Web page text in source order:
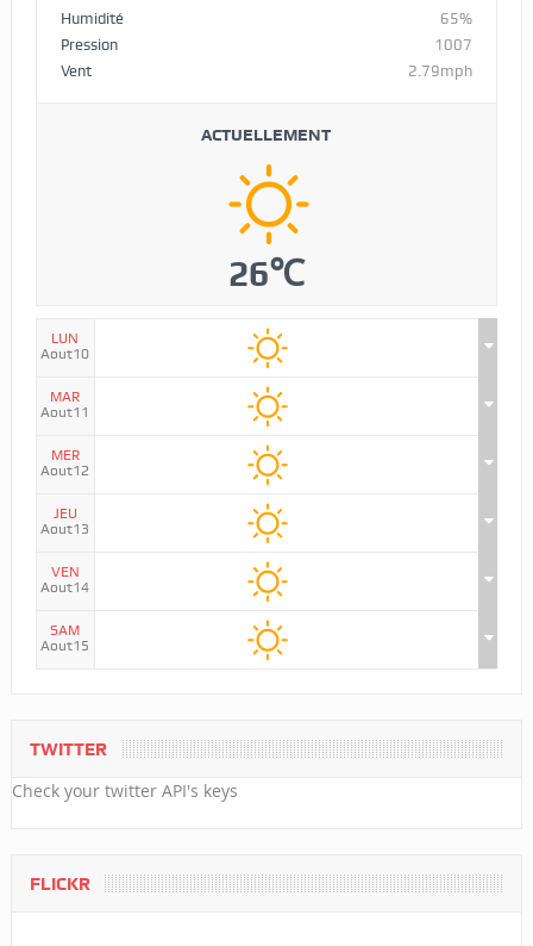
Humidité
65%
Pression
1007
Vent
2.79mph
ACTUELLEMENT
26℃
LUN
Aout10
MAR
Aout11
MER
Aout12
JEU
Aout13
VEN
Aout14
SAM
Aout15
TWITTER
Check your twitter API's keys
FLICKR